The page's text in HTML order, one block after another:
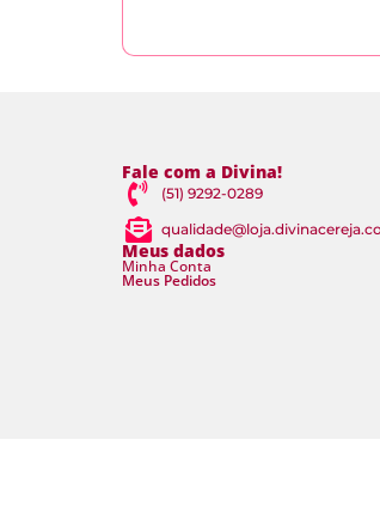
Fale com a Divina!
(51) 9292-0289
Meus dados
Minha Conta
Meus Pedidos